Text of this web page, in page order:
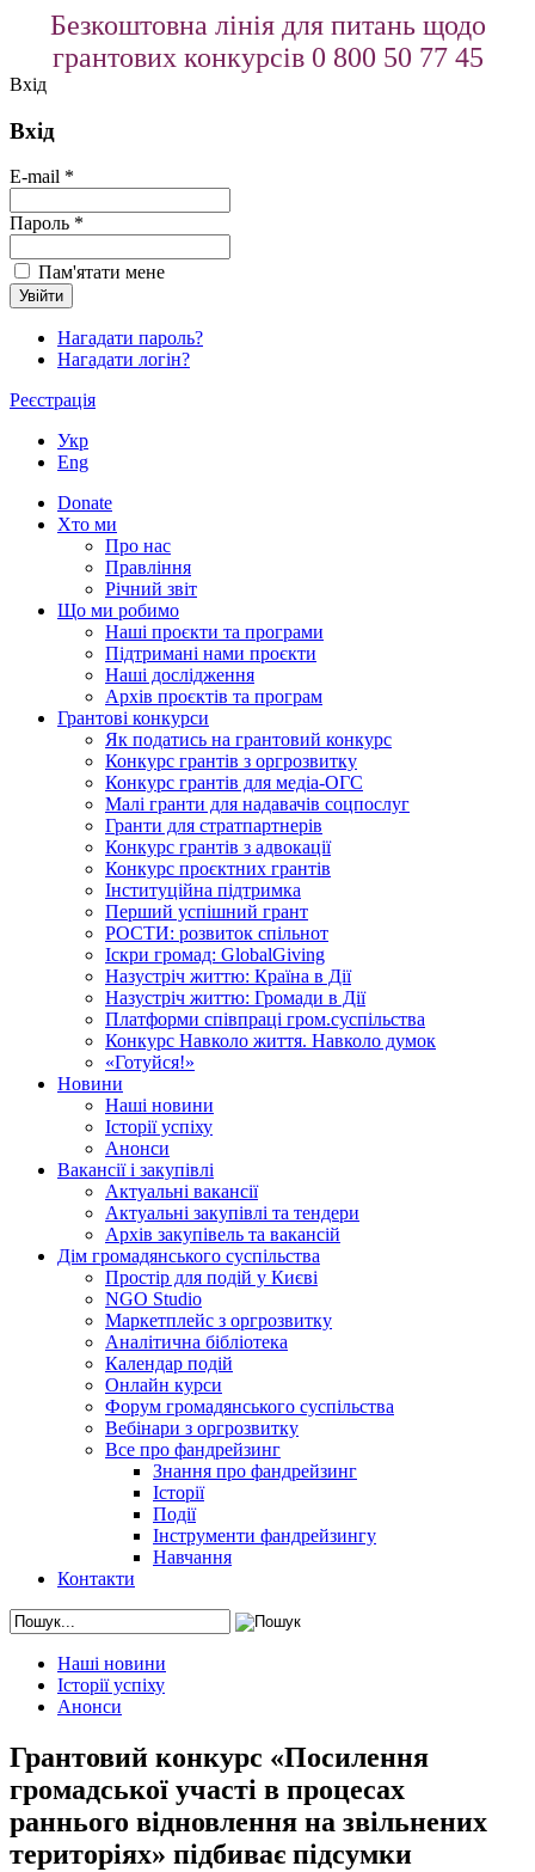
Безкоштовна лінія для питань щодо
грантових конкурсів 0 800 50 77 45
Вхід
Вхід
E-mail *
Пароль *
Пам'ятати мене
Нагадати пароль?
Нагадати логін?
Реєстрація
Укр
Eng
Donate
Хто ми
Про нас
Правління
Річний звіт
Що ми робимо
Наші проєкти та програми
Підтримані нами проєкти
Наші дослідження
Архів проєктів та програм
Грантові конкурси
Як податись на грантовий конкурс
Конкурс грантів з оргрозвитку
Конкурс грантів для медіа-ОГС
Малі гранти для надавачів соцпослуг
Гранти для стратпартнерів
Конкурс грантів з адвокації
Конкурс проєктних грантів
Інституційна підтримка
Перший успішний грант
РОСТИ: розвиток спільнот
Іскри громад: GlobalGiving
Назустріч життю: Країна в Дії
Назустріч життю: Громади в Дії
Платформи співпраці гром.суспільства
Конкурс Навколо життя. Навколо думок
«Готуйся!»
Новини
Наші новини
Історії успіху
Анонси
Вакансії і закупівлі
Актуальні вакансії
Актуальні закупівлі та тендери
Архів закупівель та вакансій
Дім громадянського суспільства
Простір для подій у Києві
NGO Studio
Маркетплейс з оргрозвитку
Аналітична бібліотека
Календар подій
Онлайн курси
Форум громадянського суспільства
Вебінари з оргрозвитку
Все про фандрейзинг
Знання про фандрейзинг
Історії
Події
Інструменти фандрейзингу
Навчання
Контакти
Наші новини
Історії успіху
Анонси
Грантовий конкурс «Посилення
громадської участі в процесах
раннього відновлення на звільнених
територіях» підбиває підсумки